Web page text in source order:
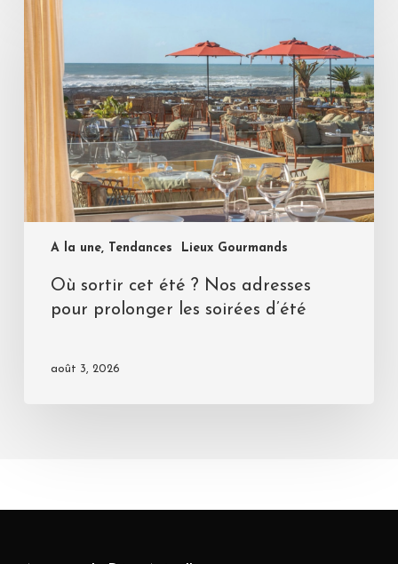
A la une, Tendances Lieux Gourmands
Où sortir cet été ? Nos adresses
pour prolonger les soirées d’été
août 3, 2026